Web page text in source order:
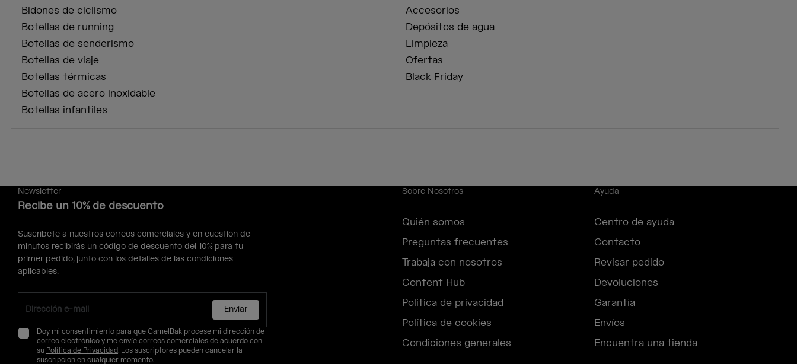
Bidones de ciclismo
Botellas de running
Botellas de senderismo
Botellas de viaje
Botellas térmicas
Botellas de acero inoxidable
Botellas infantiles
Accesorios
Depósitos de agua
Limpieza
Ofertas
Black Friday
Newsletter
Recibe un 10% de descuento
Suscríbete a nuestros correos comerciales y en cuestión de
minutos recibirás un código de descuento del 10% para tu
primer pedido, junto con los detalles de las condiciones
aplicables.
Enviar
Doy mi consentimiento para que CamelBak procese mi dirección de
correo electrónico y me envíe correos comerciales de acuerdo con
su Política de Privacidad. Los suscriptores pueden cancelar la
suscripción en cualquier momento.
Sobre Nosotros
Quién somos
Preguntas frecuentes
Trabaja con nosotros
Content Hub
Política de privacidad
Política de cookies
Condiciones generales
Ayuda
Centro de ayuda
Contacto
Revisar pedido
Devoluciones
Garantía
Envíos
Encuentra una tienda